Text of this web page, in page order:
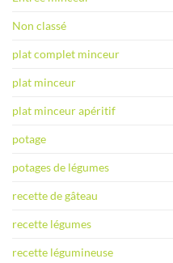
Non classé
plat complet minceur
plat minceur
plat minceur apéritif
potage
potages de légumes
recette de gâteau
recette légumes
recette légumineuse